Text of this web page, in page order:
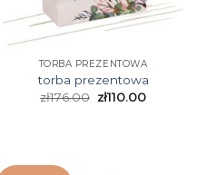
TORBA PREZENTOWA
torba prezentowa
zł176.00 zł110.00